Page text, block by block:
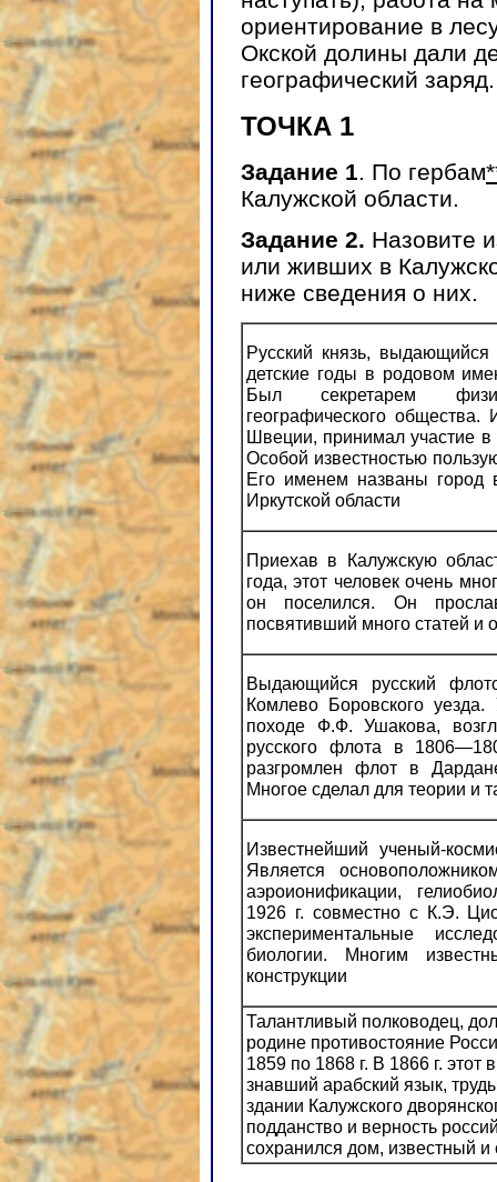
ориентирование в
Окской долины дали
географический заряд.
ТОЧКА 1
Задание 1. По гербам
Калужской области.
Задание 2. Назовите
или живших в
ниже сведения о них.
Русский князь,
детские годы в родовом
Был секретарем
географического
Швеции, принимал участие в
Особой известностью
Его именем названы город
Иркутской области
Приехав в Калужскую
года, этот человек очень
он поселился. Он
посвятивший много статей и
Выдающийся русский
Комлево Боровского
походе Ф.Ф. Ушакова,
русского флота в
разгромлен флот в
Многое сделал для теории и
Известнейший ученый-
Является
аэроионификации,
1926 г. совместно с К.Э.
экспериментальные
биологии. Многим
конструкции
Талантливый полководец,
родине противостояние
1859 по 1868 г. В 1866 г.
знавший арабский язык,
здании Калужского
подданство и верность
сохранился дом, известный и